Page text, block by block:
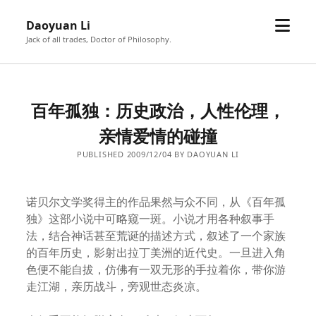
Daoyuan Li
Jack of all trades, Doctor of Philosophy.
open
百年孤独：历史政治，人性伦理，
亲情爱情的碰撞
PUBLISHED 2009/12/04 BY DAOYUAN LI
诺贝尔文学奖得主的作品果然与众不同，从《百年孤
独》这部小说中可略窥一斑。小说才用各种叙事手
法，结合神话甚至荒诞的描述方式，叙述了一个家族
的百年历史，影射出拉丁美洲的近代史。一旦进入角
色便不能自拔，仿佛有一双无形的手拉着你，带你游
走江湖，亲历战斗，旁观世态炎凉。